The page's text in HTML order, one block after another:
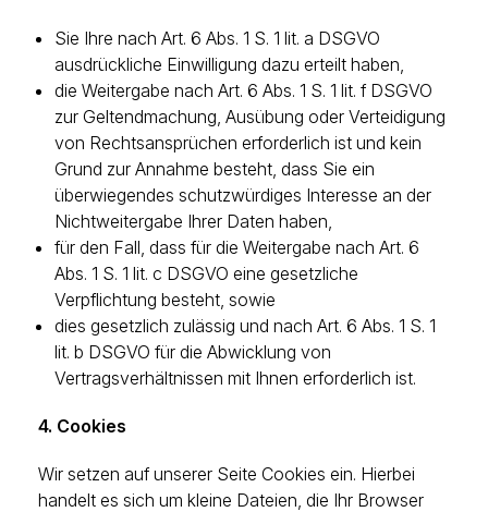
Sie Ihre nach Art. 6 Abs. 1 S. 1 lit. a DSGVO
ausdrückliche Einwilligung dazu erteilt haben,
die Weitergabe nach Art. 6 Abs. 1 S. 1 lit. f DSGVO
zur Geltendmachung, Ausübung oder Verteidigung
von Rechtsansprüchen erforderlich ist und kein
Grund zur Annahme besteht, dass Sie ein
überwiegendes schutzwürdiges Interesse an der
Nichtweitergabe Ihrer Daten haben,
für den Fall, dass für die Weitergabe nach Art. 6
Abs. 1 S. 1 lit. c DSGVO eine gesetzliche
Verpflichtung besteht, sowie
dies gesetzlich zulässig und nach Art. 6 Abs. 1 S. 1
lit. b DSGVO für die Abwicklung von
Vertragsverhältnissen mit Ihnen erforderlich ist.
4. Cookies
Wir setzen auf unserer Seite Cookies ein. Hierbei
handelt es sich um kleine Dateien, die Ihr Browser